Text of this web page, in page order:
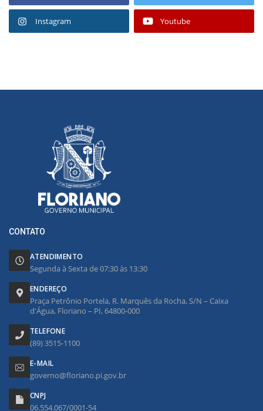
Instagram Youtube
CONTATO
ATENDIMENTO
Segunda à Sexta de 07:30 às 13:30
ENDEREÇO
Praça Petrônio Portela, R. Marquês da Rocha, S/N – Caixa
d'Água, Floriano – PI, 64800-000
TELEFONE
(89) 3515-1100
E-MAIL
governo@floriano.pi.gov.br
CNPJ
06.554.067/0001-54